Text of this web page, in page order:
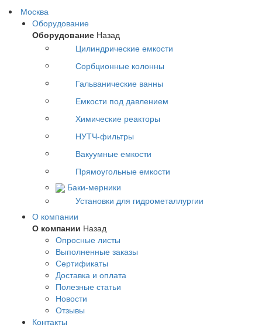
Москва
Оборудование
Оборудование Назад
Цилиндрические емкости
Сорбционные колонны
Гальванические ванны
Емкости под давлением
Химические реакторы
НУТЧ-фильтры
Вакуумные емкости
Прямоугольные емкости
Баки-мерники
Установки для гидрометаллургии
О компании
О компании Назад
Опросные листы
Выполненные заказы
Сертификаты
Доставка и оплата
Полезные статьи
Новости
Отзывы
Контакты